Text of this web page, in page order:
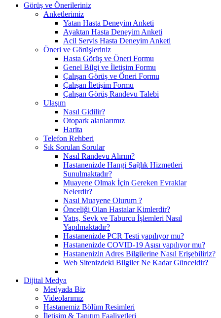
Görüş ve Önerileriniz
Anketlerimiz
Yatan Hasta Deneyim Anketi
Ayaktan Hasta Deneyim Anketi
Acil Servis Hasta Deneyim Anketi
Öneri ve Görüşleriniz
Hasta Görüş ve Öneri Formu
Genel Bilgi ve İletişim Formu
Çalışan Görüş ve Öneri Formu
Çalışan İletişim Formu
Çalışan Görüş Randevu Talebi
Ulaşım
Nasıl Gidilir?
Otopark alanlarımız
Harita
Telefon Rehberi
Sık Sorulan Sorular
Nasıl Randevu Alırım?
Hastanenizde Hangi Sağlık Hizmetleri
Sunulmaktadır?
Muayene Olmak İçin Gereken Evraklar
Nelerdir?
Nasıl Muayene Olurum ?
Önceliği Olan Hastalar Kimlerdir?
Yatış, Sevk ve Taburcu İşlemleri Nasıl
Yapılmaktadır?
Hastanenizde PCR Testi yapılıyor mu?
Hastanenizde COVID-19 Aşısı yapılıyor mu?
Hastanenizin Adres Bilgilerine Nasıl Erişebiliriz?
Web Sitenizdeki Bilgiler Ne Kadar Günceldir?
Dijital Medya
Medyada Biz
Videolarımız
Hastanemiz Bölüm Resimleri
İletişim & Tanıtım Faaliyetleri